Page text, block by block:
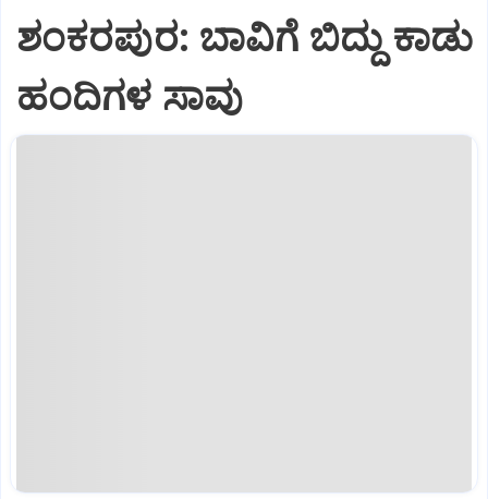
ಶಂಕರಪುರ: ಬಾವಿಗೆ ಬಿದ್ದು ಕಾಡು
ಹಂದಿಗಳ ಸಾವು